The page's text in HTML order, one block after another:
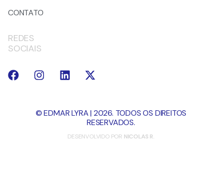
CONTATO
REDES
SOCIAIS
© EDMAR LYRA | 2026. TODOS OS DIREITOS
RESERVADOS.
DESENVOLVIDO POR NICOLAS R.